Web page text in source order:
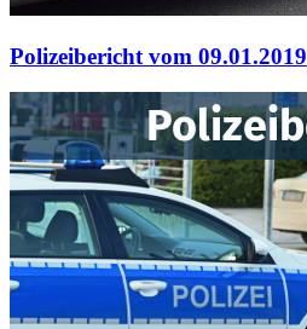
Polizeibericht vom 09.01.2019